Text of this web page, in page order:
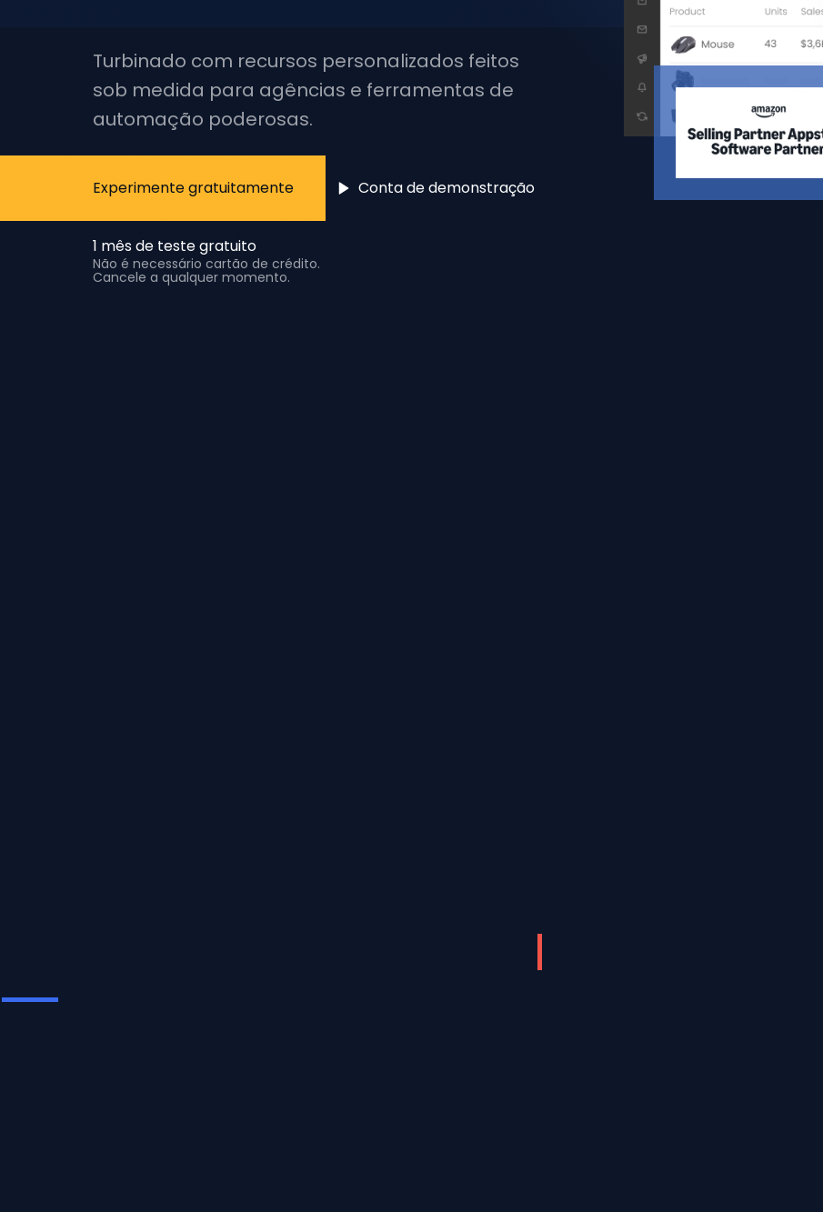
Turbinado com recursos personalizados feitos
sob medida para agências e ferramentas de
automação poderosas.
Experimente gratuitamente Conta de demonstração
1 mês de teste gratuito
Não é necessário cartão de crédito.
Cancele a qualquer momento.